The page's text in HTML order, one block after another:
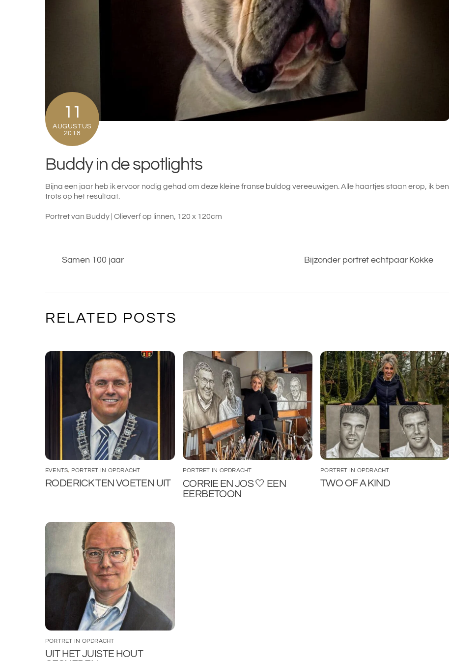
11
AUGUSTUS
2018
Buddy in de spotlights
Bijna een jaar heb ik ervoor nodig gehad om deze kleine franse buldog vereeuwigen. Alle haartjes staan erop, ik ben
trots op het resultaat.
Portret van Buddy | Olieverf op linnen, 120 x 120cm
Samen 100 jaar Bijzonder portret echtpaar Kokke
RELATED POSTS
EVENTS, PORTRET IN OPDRACHT
RODERICK TEN VOETEN UIT
PORTRET IN OPDRACHT
CORRIE EN JOS 🤍 EEN
EERBETOON
PORTRET IN OPDRACHT
TWO OF A KIND
PORTRET IN OPDRACHT
UIT HET JUISTE HOUT